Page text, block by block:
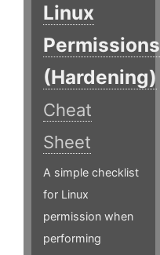
Linux
Permissions
(Hardening)
Cheat
Sheet
A simple checklist
for Linux
permission when
performing